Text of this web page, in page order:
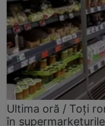
Ultima oră / Toți
în